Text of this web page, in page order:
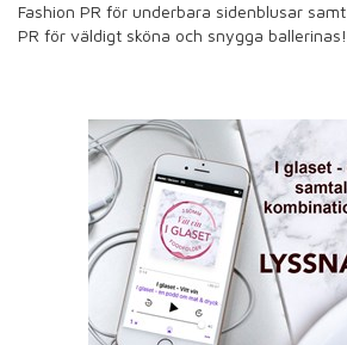
Fashion PR för underbara sidenblusar samt
PR för väldigt sköna och snygga ballerinas!